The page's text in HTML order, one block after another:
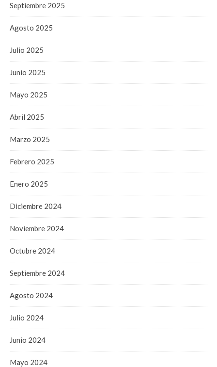
Septiembre 2025
Agosto 2025
Julio 2025
Junio 2025
Mayo 2025
Abril 2025
Marzo 2025
Febrero 2025
Enero 2025
Diciembre 2024
Noviembre 2024
Octubre 2024
Septiembre 2024
Agosto 2024
Julio 2024
Junio 2024
Mayo 2024